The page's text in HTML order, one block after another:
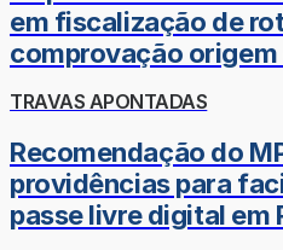
em fiscalização de
comprovação origem
TRAVAS APONTADAS
Recomendação do
providências para
passe livre digital em